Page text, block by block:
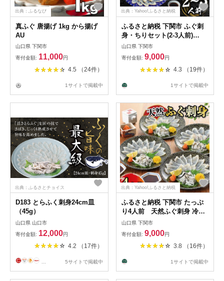
出典：ふるなび
真ふぐ 唐揚げ 1kg から揚げ
AU
山口県 下関市
寄付金額: 11,000円
4.5 （24件）
1サイトで掲載中
出典：Yahoo!ふるさと納税
ふるさと納税 下関市 ふぐ刺
身・ちりセット(2-3人前)
BV016
山口県 下関市
寄付金額: 9,000円
4.3 （19件）
1サイトで掲載中
出典：ふるさとチョイス
D183 とらふく刺身24cm皿
（45g）
山口県 山口市
寄付金額: 12,000円
4.2 （17件）
5サイトで掲載中
出典：Yahoo!ふるさと納税
ふるさと納税 下関市 たっぷ
り4人前 天然ふぐ刺身 冷凍
4皿 フグ刺し FG018
山口県 下関市
寄付金額: 9,000円
3.8 （16件）
1サイトで掲載中